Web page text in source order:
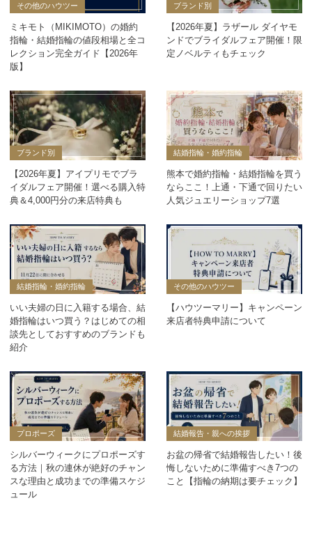
その他のハウツー
ミキモト（MIKIMOTO）の婚約
指輪・結婚指輪の値段相場と全コ
レクション完全ガイド【2026年
版】
ブランド別
【2026年夏】ラザール ダイヤモ
ンドでブライダルフェア開催！限
定ノベルティもチェック
ブランド別
【2026年夏】アイプリモでブラ
イダルフェア開催！選べる購入特
典＆4,000円分の来店特典も
結婚指輪・婚約指輪
熊本で婚約指輪・結婚指輪を買う
ならここ！上通・下通で回りたい
人気ジュエリーショップ7選
結婚指輪・婚約指輪
いい夫婦の日に入籍する場合、結
婚指輪はいつ買う？はじめての相
談先としておすすめのブランドも
紹介
その他のハウツー
【ハウツーマリー】キャンペーン
来店者特典申請について
プロポーズ
シルバーウィークにプロポーズす
る方法｜秋の連休が絶好のチャン
スな理由と成功までの準備スケジ
ュール
結婚報告・親への挨拶
お盆の帰省で結婚報告したい！後
悔しないために準備すべき7つの
こと【指輪の納期は要チェック】